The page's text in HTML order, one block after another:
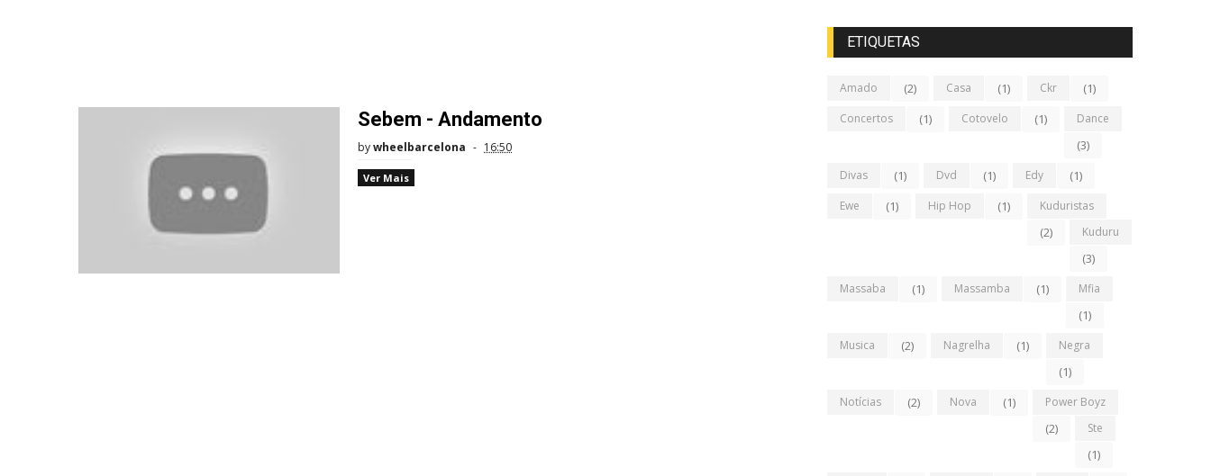
Sebem - Andamento
bywheelbarcelona 16:50
Ver Mais
ETIQUETAS
Amado (2) Casa (1) Ckr (1)
Concertos (1) Cotovelo (1) Dance
(3)
Divas (1) Dvd (1) Edy (1)
Ewe (1) Hip Hop (1) Kuduristas
(2) Kuduru
(3)
Massaba (1) Massamba (1) Mfia
(1)
Musica (2) Nagrelha (1) Negra
(1)
Notícias (2) Nova (1) Power Boyz
(2) Ste
(1)